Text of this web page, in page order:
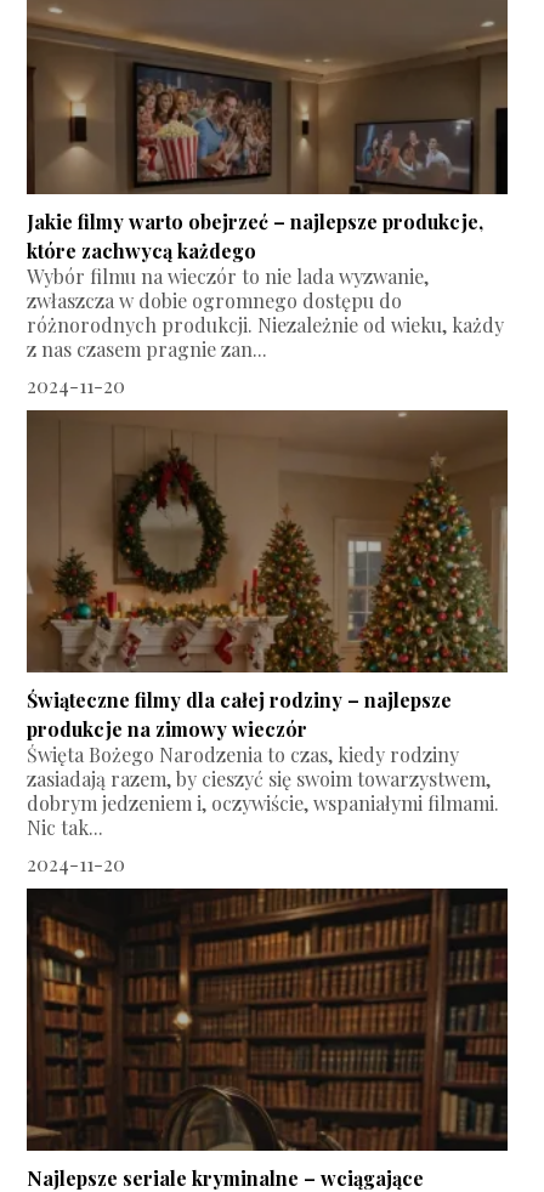
Jakie filmy warto obejrzeć – najlepsze produkcje,
które zachwycą każdego
Wybór filmu na wieczór to nie lada wyzwanie,
zwłaszcza w dobie ogromnego dostępu do
różnorodnych produkcji. Niezależnie od wieku, każdy
z nas czasem pragnie zan...
2024-11-20
Świąteczne filmy dla całej rodziny – najlepsze
produkcje na zimowy wieczór
Święta Bożego Narodzenia to czas, kiedy rodziny
zasiadają razem, by cieszyć się swoim towarzystwem,
dobrym jedzeniem i, oczywiście, wspaniałymi filmami.
Nic tak...
2024-11-20
Najlepsze seriale kryminalne – wciągające